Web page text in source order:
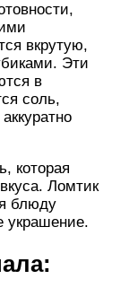
вкрутую,
Эти
в
соль,
которая
Ломтик
блюду
украшение.